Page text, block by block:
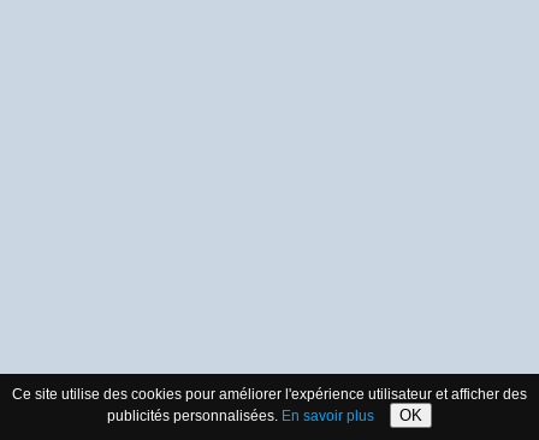
Ce site utilise des cookies pour améliorer l'expérience utilisateur et afficher des
publicités personnalisées. En savoir plus OK